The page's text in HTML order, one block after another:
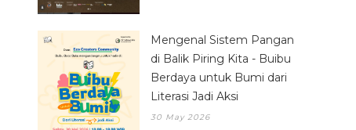
Mengenal Sistem Pangan
di Balik Piring Kita - Buibu
Berdaya untuk Bumi dari
Literasi Jadi Aksi
30 May 2026